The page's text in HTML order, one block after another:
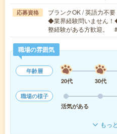
応募資格
ブランクOK / 英語力不要
◆業界経験問いません
整経験がある方歓迎。
職場の雰囲気
年齢層
20代
30代
職場の様子
活気がある
もっ